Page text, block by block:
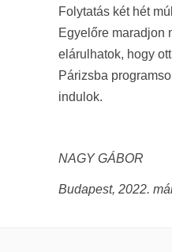
Folytatás két hét
Egyelőre maradjon
elárulhatok, hogy
Párizsba
indulok.
NAGY GÁBOR
Budapest, 2022.